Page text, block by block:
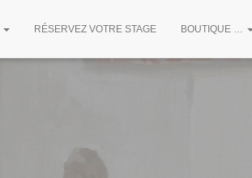
RÉSERVEZ VOTRE STAGE BOUTIQUE …